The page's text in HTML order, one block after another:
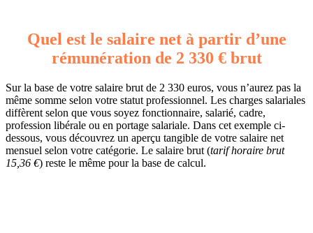
Quel est le salaire net à partir d’une
rémunération de 2 330 € brut
Sur la base de votre salaire brut de 2 330 euros, vous n’aurez pas la
même somme selon votre statut professionnel. Les charges salariales
diffèrent selon que vous soyez fonctionnaire, salarié, cadre,
profession libérale ou en portage salariale. Dans cet exemple ci-
dessous, vous découvrez un aperçu tangible de votre salaire net
mensuel selon votre catégorie. Le salaire brut (tarif horaire brut
15,36 €) reste le même pour la base de calcul.